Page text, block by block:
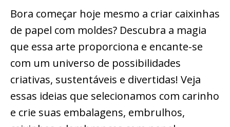
Bora começar hoje mesmo a criar caixinhas
de papel com moldes? Descubra a magia
que essa arte proporciona e encante-se
com um universo de possibilidades
criativas, sustentáveis e divertidas! Veja
essas ideias que selecionamos com carinho
e crie suas embalagens, embrulhos,